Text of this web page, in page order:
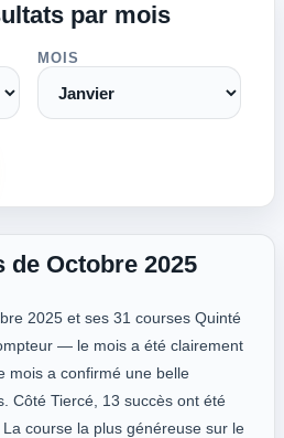
par mois
MOIS
Octobre 2025
2025 et ses 31 courses Quinté
— le mois a été clairement
mois a confirmé une belle
Côté Tiercé, 13 succès ont été
course la plus généreuse sur le